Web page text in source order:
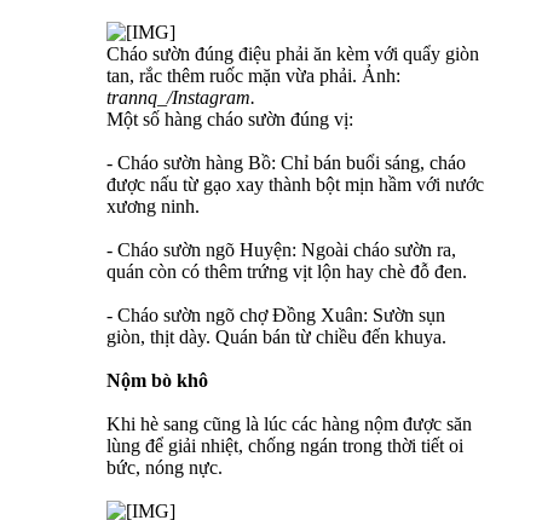
Cháo sườn đúng điệu phải ăn kèm với quẩy giòn
tan, rắc thêm ruốc mặn vừa phải. Ảnh:
trannq_/Instagram.
Một số hàng cháo sườn đúng vị:
- Cháo sườn hàng Bồ: Chỉ bán buổi sáng, cháo
được nấu từ gạo xay thành bột mịn hầm với nước
xương ninh.
- Cháo sườn ngõ Huyện: Ngoài cháo sườn ra,
quán còn có thêm trứng vịt lộn hay chè đỗ đen.
- Cháo sườn ngõ chợ Đồng Xuân: Sườn sụn
giòn, thịt dày. Quán bán từ chiều đến khuya.
Nộm bò khô
Khi hè sang cũng là lúc các hàng nộm được săn
lùng để giải nhiệt, chống ngán trong thời tiết oi
bức, nóng nực.